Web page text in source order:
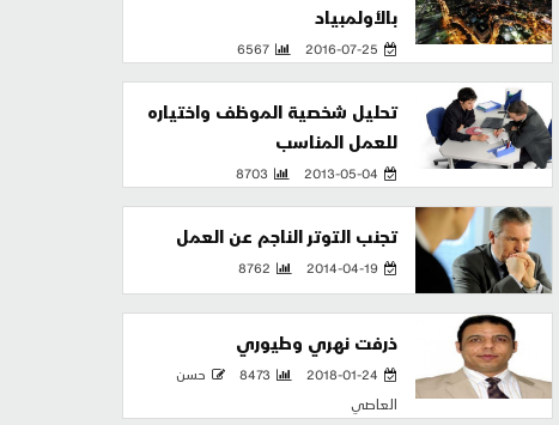
بالأولمبياد
2016-07-25
6567
تحليل شخصية الموظف واختياره
للعمل المناسب
2013-05-04
8703
تجنب التوتر الناجم عن العمل
2014-04-19
8762
ذرفت نهري وطيوري
2018-01-24
8473
حسن
العاصي